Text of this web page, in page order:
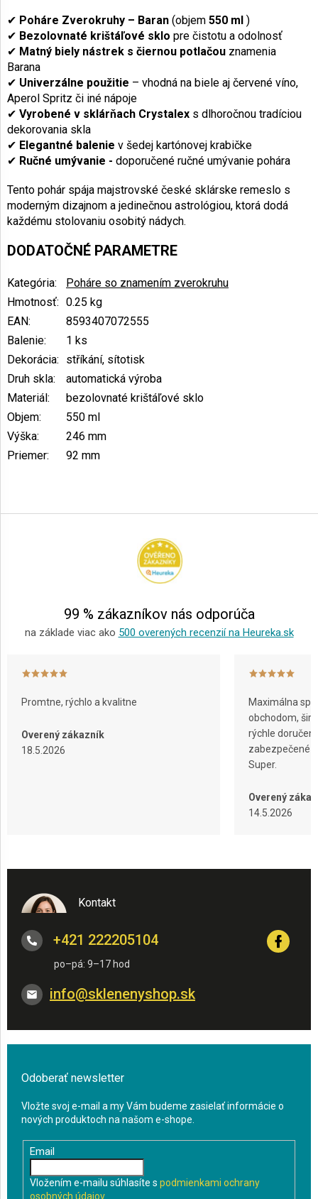
✔ Poháre Zverokruhy – Baran (objem 550 ml )
✔ Bezolovnaté krištáľové sklo pre čistotu a odolnosť
✔ Matný biely nástrek s čiernou potlačou znamenia
Barana
✔ Univerzálne použitie – vhodná na biele aj červené víno,
Aperol Spritz či iné nápoje
✔ Vyrobené v sklárňach Crystalex s dlhoročnou tradíciou
dekorovania skla
✔ Elegantné balenie v šedej kartónovej krabičke
✔ Ručné umývanie - doporučené ručné umývanie pohára
Tento pohár spája majstrovské české sklárske remeslo s
moderným dizajnom a jedinečnou astrológiou, ktorá dodá
každému stolovaniu osobitý nádych.
DODATOČNÉ PARAMETRE
Kategória:
Poháre so znamením zverokruhu
Hmotnosť: 0.25 kg
EAN:
8593407072555
Balenie:
1 ks
Dekorácia:
stříkání, sítotisk
Druh skla:
automatická výroba
Materiál:
bezolovnaté krištáľové sklo
Objem:
550 ml
Výška:
246 mm
Priemer: 92 mm
á
99 % zákazníkov nás odporúča
na základe viac ako 500 overených recenzií na Heureka.sk
Promtne, rýchlo a kvalitne
Overený zákazník
18.5.2026
Maximálna
obchodom,
rýchle
zabezpečené
Super.
Overený
14.5.2026
Kontakt
info@sklenenyshop.sk
+421 222205104
Odoberať newsletter
Vložte svoj e-mail a my Vám budeme zasielať informácie o
nových produktoch na našom e-shope.
Email
Vložením e-mailu súhlasíte s podmienkami ochrany
osobných údajov